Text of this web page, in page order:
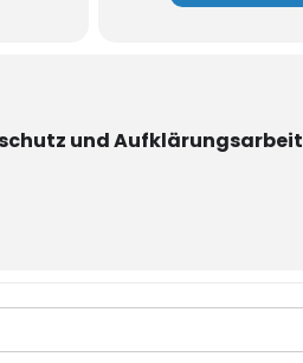
und Aufklärungsarbeit